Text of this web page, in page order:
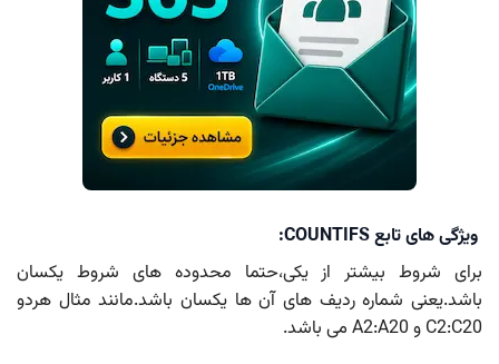
ویژگی های تابع COUNTIFS:
برای شروط بیشتر از یکی،حتما محدوده های شروط یکسان
باشد.یعنی شماره ردیف های آن ها یکسان باشد.مانند مثال هردو
C2:C20 و A2:A20 می باشد.